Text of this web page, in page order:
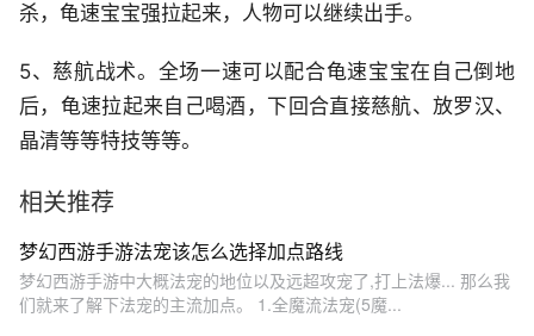
杀，龟速宝宝强拉起来，人物可以继续出手。
5、慈航战术。全场一速可以配合龟速宝宝在自己倒地
后，龟速拉起来自己喝酒，下回合直接慈航、放罗汉、
晶清等等特技等等。
相关推荐
梦幻西游手游法宠该怎么选择加点路线
梦幻西游手游中大概法宠的地位以及远超攻宠了,打上法爆... 那么我
们就来了解下法宠的主流加点。 1.全魔流法宠(5魔...